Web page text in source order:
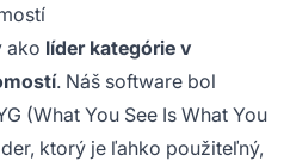
ako líder kategórie v
. Náš software bol
(What You See Is What You
ktorý je ľahko použiteľný,